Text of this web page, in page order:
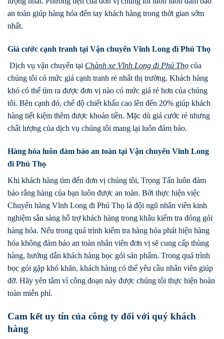
an toàn giúp hàng hóa đến tay khách hàng trong thời gian sớm
nhất.
Giá cước cạnh tranh tại Vận chuyển Vĩnh Long đi Phú Thọ
Dịch vụ vận chuyển tại Chành xe Vĩnh Long đi Phú Thọ của
chúng tôi có mức giá cạnh tranh rẻ nhất thị trường. Khách hàng
khó có thể tìm ra được đơn vị nào có mức giá rẻ hơn của chúng
tôi. Bên cạnh đó, chế độ chiết khấu cao lên đến 20% giúp khách
hàng tiết kiệm thêm được khoản tiền. Mặc dù giá cước rẻ nhưng
chất lượng của dịch vụ chúng tôi mang lại luôn đảm bảo.
Hàng hóa luôn đảm bảo an toàn tại Vận chuyển Vĩnh Long
đi Phú Thọ
Khi khách hàng tìm đến đơn vị chúng tôi, Trọng Tấn luôn đảm
bảo rằng hàng của bạn luôn được an toàn. Bởi thực hiện việc
Chuyển hàng Vĩnh Long đi Phú Thọ là đội ngũ nhân viên kinh
nghiệm sẵn sàng hỗ trợ khách hàng trong khâu kiểm tra đóng gói
hàng hóa. Nếu trong quá trình kiểm tra hàng hóa phát hiện hàng
hóa không đảm bảo an toàn nhân viên đơn vị sẽ cung cấp thùng
hàng, hướng dẫn khách hàng bọc gói sản phẩm. Trong quá trình
bọc gói gặp khó khăn, khách hàng có thể yêu cầu nhân viên giúp
đỡ. Hãy yên tâm vì công đoạn này được chúng tôi thực hiện hoàn
toàn miễn phí.
Cam kết uy tín của công ty đối với quý khách
hàng